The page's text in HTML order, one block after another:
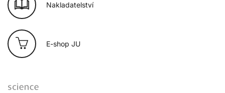
Nakladatelství
E-shop JU